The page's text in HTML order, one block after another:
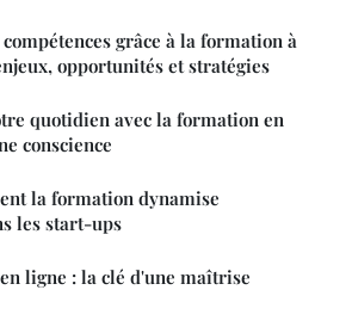
grâce à la formation à
opportunités et stratégies
quotidien avec la formation en
conscience
la formation dynamise
les start-ups
ligne : la clé d'une maîtrise